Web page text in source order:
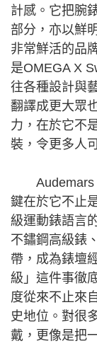
計感。它把腕
部分，亦以鮮
非常鮮活的品
是OMEGA X
往各種設計與
翻譯成更大眾
力，在於它不
裝，令更多人
Audemars
鍵在於它不止
級運動錶語言
不鏽鋼高級錶
帶，成為錶壇
級」這件事徹
度從來不止來
史地位。對很
戴，更像是把